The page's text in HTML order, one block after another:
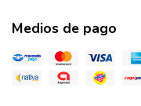
Medios de pago